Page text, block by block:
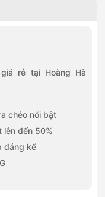
rẻ tại Hoàng Hà
chéo nổi bật
lên đến 50%
đáng kể